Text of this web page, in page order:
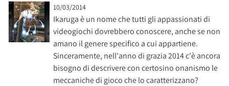
10/03/2014
Ikaruga è un nome che tutti gli appassionati di
videogiochi dovrebbero conoscere, anche se non
amano il genere specifico a cui appartiene.
Sinceramente, nell'anno di grazia 2014 c'è ancora
bisogno di descrivere con certosino onanismo le
meccaniche di gioco che lo caratterizzano?